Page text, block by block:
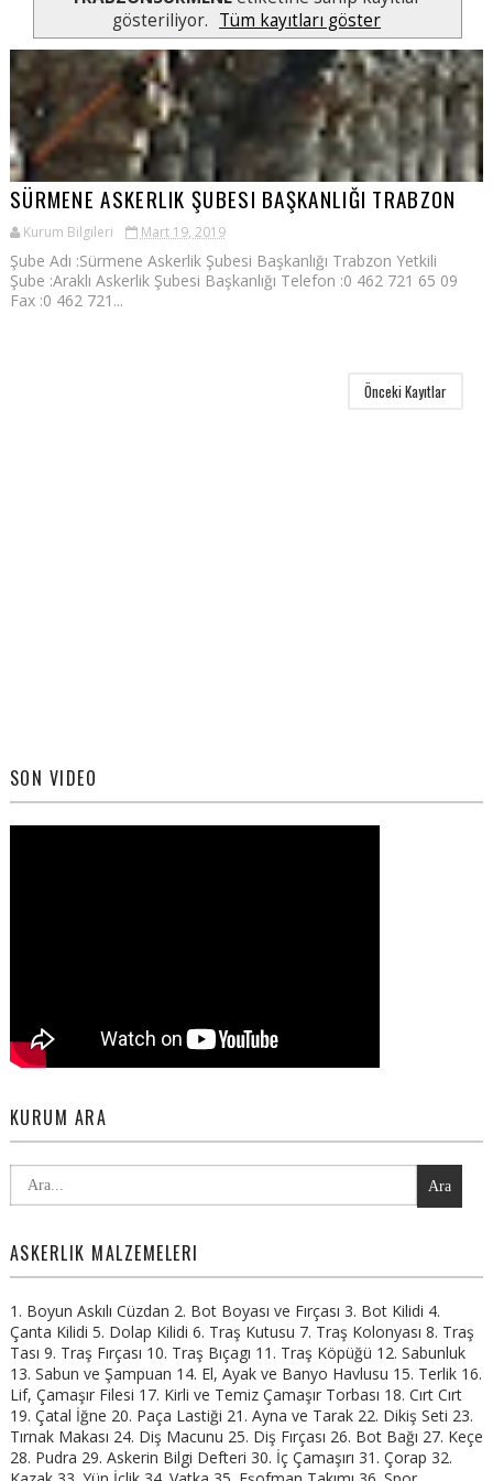
gösteriliyor. Tüm kayıtları göster
SÜRMENE ASKERLIK ŞUBESI BAŞKANLIĞI TRABZON
Kurum Bilgileri Mart 19, 2019
Şube Adı :Sürmene Askerlik Şubesi Başkanlığı Trabzon Yetkili
Şube :Araklı Askerlik Şubesi Başkanlığı Telefon :0 462 721 65 09
Fax :0 462 721...
Önceki Kayıtlar
SON VIDEO
KURUM ARA
Ara
ASKERLIK MALZEMELERI
1. Boyun Askılı Cüzdan 2. Bot Boyası ve Fırçası 3. Bot Kilidi 4.
Çanta Kilidi 5. Dolap Kilidi 6. Traş Kutusu 7. Traş Kolonyası 8. Traş
Tası 9. Traş Fırçası 10. Traş Bıçagı 11. Traş Köpüğü 12. Sabunluk
13. Sabun ve Şampuan 14. El, Ayak ve Banyo Havlusu 15. Terlik 16.
Lif, Çamaşır Filesi 17. Kirli ve Temiz Çamaşır Torbası 18. Cırt Cırt
19. Çatal İğne 20. Paça Lastiği 21. Ayna ve Tarak 22. Dikiş Seti 23.
Tırnak Makası 24. Diş Macunu 25. Diş Fırçası 26. Bot Bağı 27. Keçe
28. Pudra 29. Askerin Bilgi Defteri 30. İç Çamaşırı 31. Çorap 32.